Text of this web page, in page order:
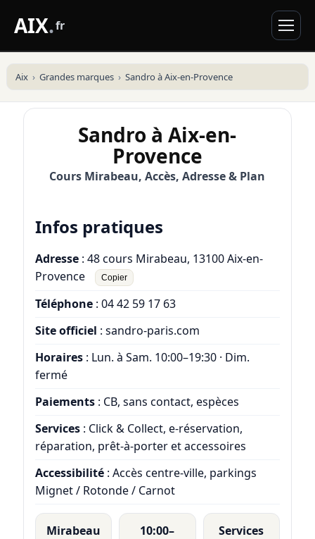
AIX.fr
Aix Grandes marques Sandro à Aix-en-Provence
Sandro à Aix-en-
Provence
Cours Mirabeau, Accès, Adresse & Plan
Infos pratiques
Adresse: 48 cours Mirabeau, 13100 Aix-en-
Provence
Copier
Téléphone: 04 42 59 17 63
Site officiel : sandro-paris.com
Horaires: Lun. à Sam. 10:00–19:30 · Dim.
fermé
Paiements: CB, sans contact, espèces
Services: Click & Collect, e-réservation,
réparation, prêt-à-porter et accessoires
Accessibilité: Accès centre-ville, parkings
Mignet / Rotonde / Carnot
Mirabeau
10:00–
Services